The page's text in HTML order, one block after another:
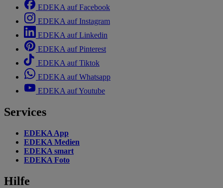
EDEKA auf Facebook
EDEKA auf Instagram
EDEKA auf Linkedin
EDEKA auf Pinterest
EDEKA auf Tiktok
EDEKA auf Whatsapp
EDEKA auf Youtube
Services
EDEKA App
EDEKA Medien
EDEKA smart
EDEKA Foto
Hilfe